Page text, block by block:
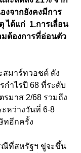
งจากยังคงมีการ
ได้แก่ 1.การเลื่อน
มต้องการที่อ่อนตัว
สมาร์ทวอชต์ ดัง
กำไรปี 68 ที่ระดับ
รมาส 2/68 รวมถึง
หว่างวันที่ 6-8
ทอีกครั้ง
ณีที่สหรัฐฯ ขู่จะขึ้น